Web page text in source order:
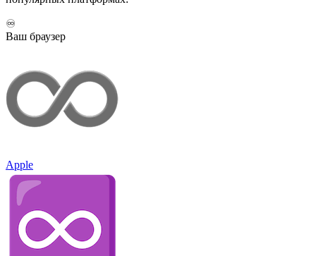
♾️
Ваш браузер
Apple